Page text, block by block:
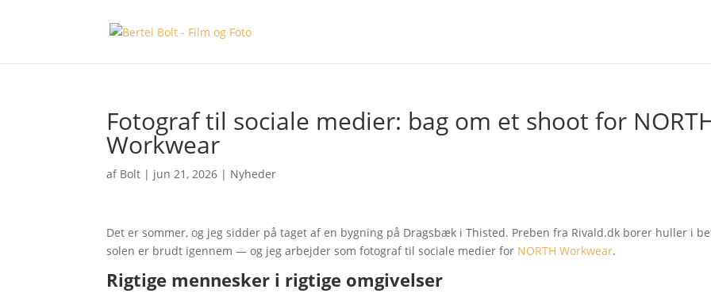
Fotograf til sociale medier: bag om et shoot for
Workwear
af Bolt | jun 21, 2026 | Nyheder
Det er sommer, og jeg sidder på taget af en bygning på Dragsbæk i Thisted. Preben fra Rivald.dk borer huller i
solen er brudt igennem — og jeg arbejder som fotograf til sociale medier for NORTHWorkwear.
Rigtige mennesker i rigtige omgivelser